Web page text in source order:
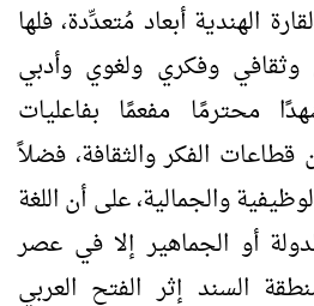
الهندية أبعاد مُتعدِّدة، فلها
وثقافي وفكري ولغوي وأدبي
محترمًا مفعمًا بفاعليات
الفكر والثقافة، فضلاً
والجمالية، على أن اللغة
أو الجماهير إلا في عصر
السند إثر الفتح العربي